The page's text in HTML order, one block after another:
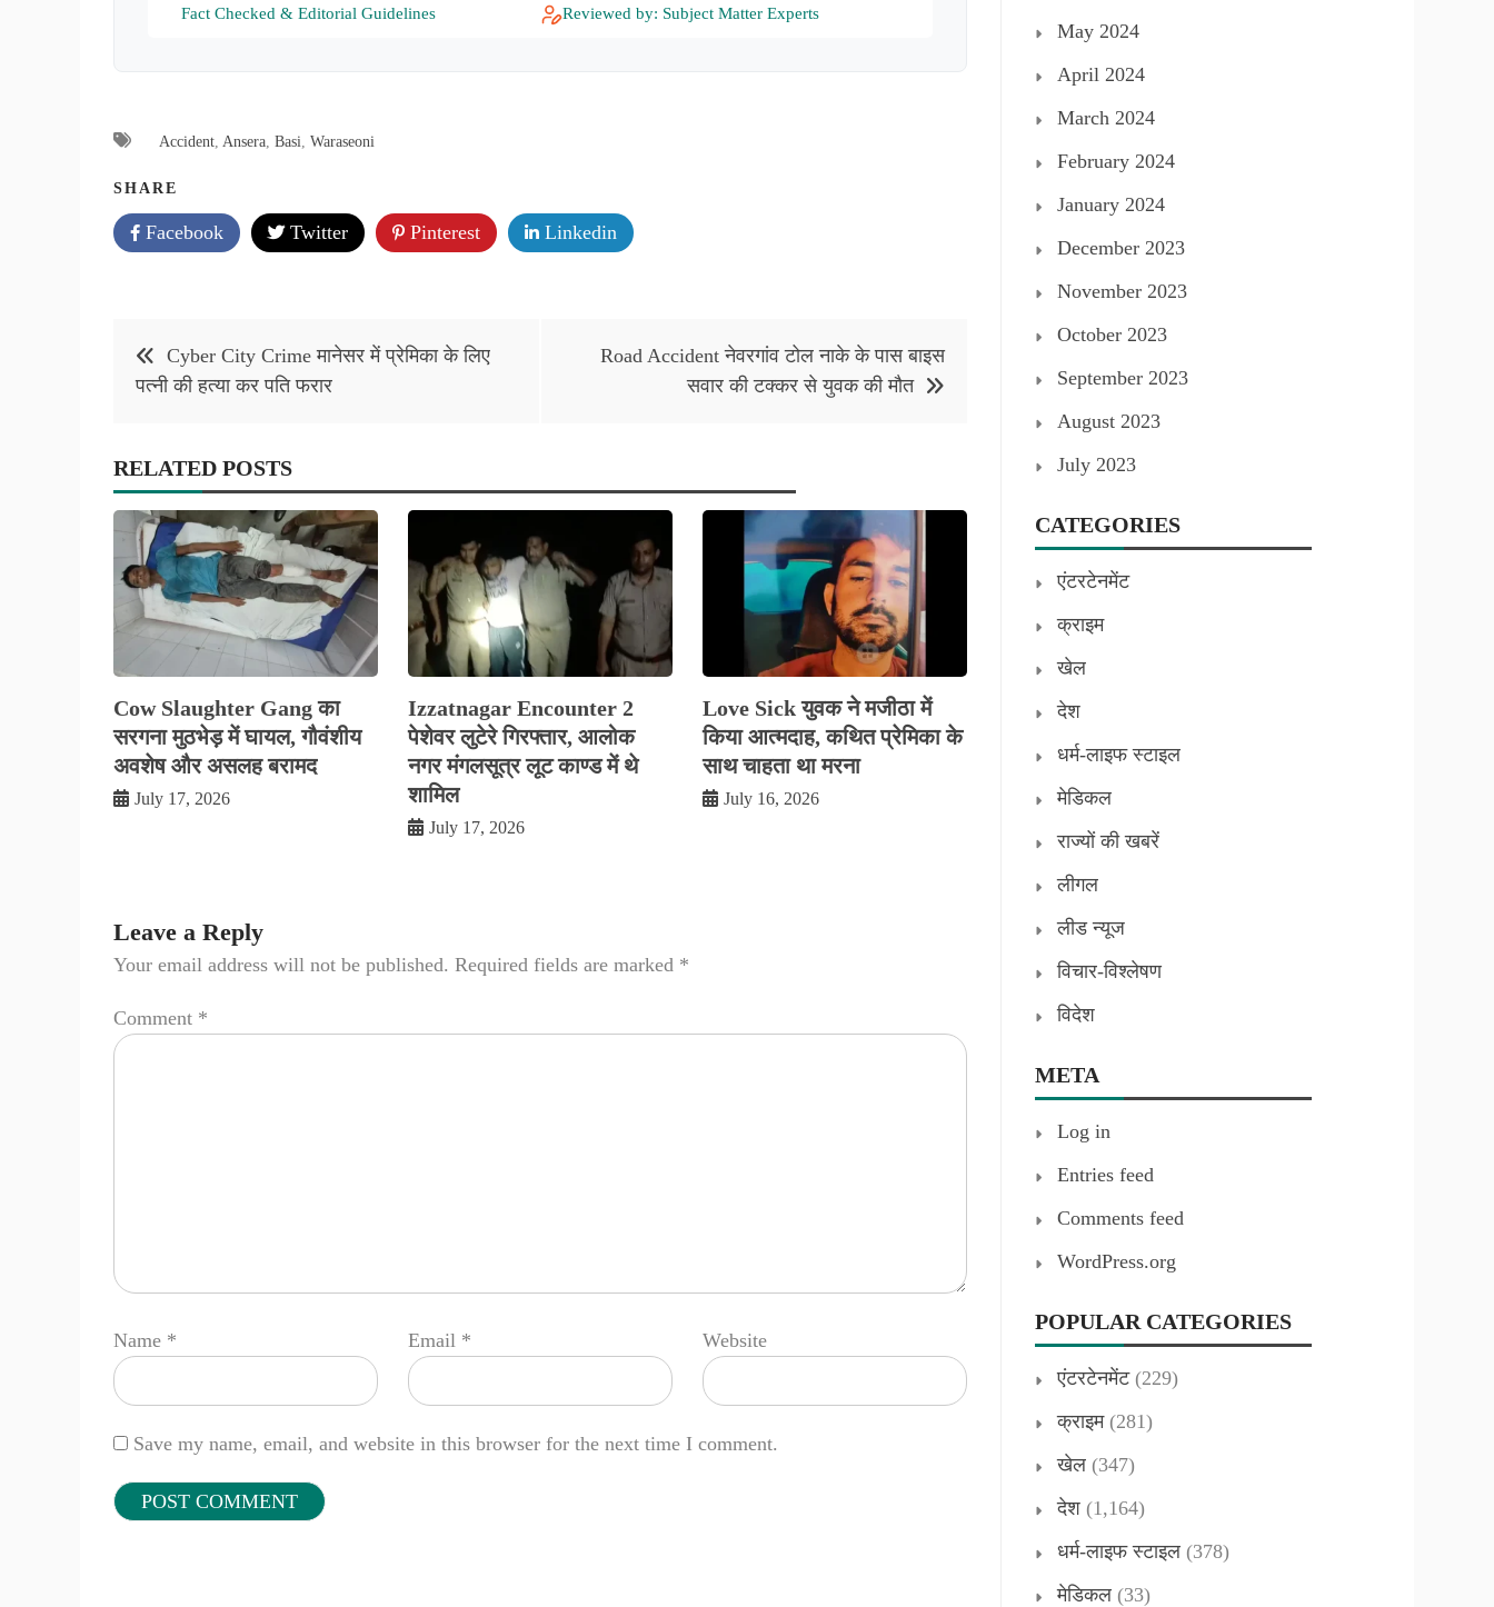
Fact Checked & Editorial Guidelines Reviewed by: Subject Matter Experts
Accident, Ansera, Basi, Waraseoni
SHARE
Facebook Twitter Pinterest Linkedin
Post
navigation
Cyber City Crime मानेसर में प्रेमिका के लिए
पत्नी की हत्या कर पति फरार
Road Accident नेवरगांव टोल नाके के पास बाइस
सवार की टक्कर से युवक की मौत
RELATED POSTS
Cow Slaughter Gang का
सरगना मुठभेड़ में घायल, गौवंशीय
अवशेष और असलह बरामद
July 17, 2026
Izzatnagar Encounter 2
पेशेवर लुटेरे गिरफ्तार, आलोक
नगर मंगलसूत्र लूट काण्‍ड में थे
शामिल
July 17, 2026
Love Sick युवक ने मजीठा में
किया आत्मदाह, कथित प्रेमिका के
साथ चाहता था मरना
July 16, 2026
Leave a Reply
Your email address will not be published. Required fields are marked *
Comment *
Name * Email * Website
Save my name, email, and website in this browser for the next time I comment.
May 2024
April 2024
March 2024
February 2024
January 2024
December 2023
November 2023
October 2023
September 2023
August 2023
July 2023
CATEGORIES
एंटरटेनमेंट
क्राइम
खेल
देश
धर्म-लाइफ स्टाइल
मेडिकल
राज्यों की खबरें
लीगल
लीड न्यूज
विचार-विश्लेषण
विदेश
META
Log in
Entries feed
Comments feed
WordPress.org
POPULAR CATEGORIES
एंटरटेनमेंट(229)
क्राइम(281)
खेल (347)
देश (1,164)
धर्म-लाइफ स्टाइल (378)
मेडिकल (33)